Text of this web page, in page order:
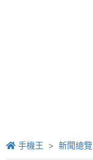
手機王 新聞總覽